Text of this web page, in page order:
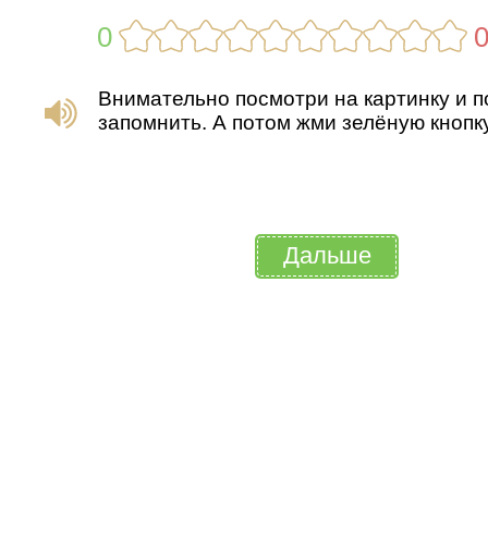
Внимательно посмотри на картинку и
запомнить. А потом жми зелёную
Дальше
0